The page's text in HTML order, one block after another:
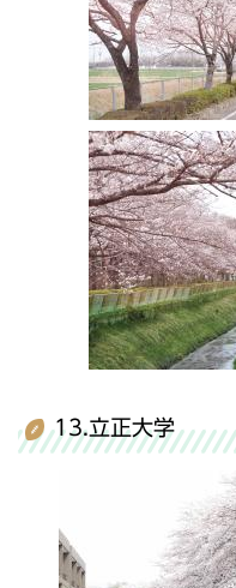
13.立正大学